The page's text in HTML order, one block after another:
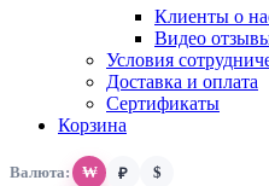
Клиенты о
Видео
Условия
Доставка и оплата
Сертификаты
Корзина
Валюта: ₩ ₽
$